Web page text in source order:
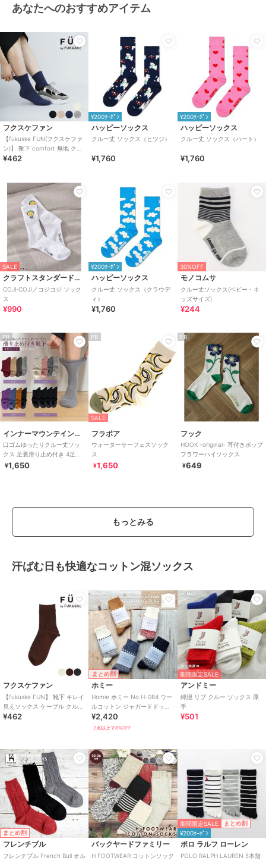
あなたへのおすすめアイテム
フクスケファン
【fukuske FUN(フクスケファ
ン)】 靴下 comfort 無地 クル
ー丈 つま先リンキン
¥462
¥200ｸｰﾎﾟﾝ
ハッピーソックス
クルー丈 ソックス（ヒツジ）
¥1,760
¥200ｸｰﾎﾟﾝ
ハッピーソックス
クルー丈 ソックス（ハート）
¥1,760
SALE
クラフトスタンダードブティック
COJI‐COJI／コジコジ ソック
ス
¥990
¥200ｸｰﾎﾟﾝ
ハッピーソックス
クルー丈 ソックス（クラウデ
ィ）
¥1,760
30%OFF
モノコムサ
クルー丈ソックス(ベビー・キ
ッズサイズ)
¥244
PR
インナーマウンテイン９９
口ゴムゆったりクルー丈ソッ
クス 足裏滑り止め付き 4足セ
ット ２２－２５CM
¥1,650
PR
SALE
フラボア
ウォーターサーフェスソック
ス
¥1,650
PR
フック
HOOK -original- 耳付きポップ
フラワーハイソックス
¥649
もっとみる
汗ばむ日も快適なコットン混ソックス
フクスケファン
【fukuske FUN】 靴下 キレイ
見えソックス ケーブル クルー
丈 綿素材
¥462
まとめ割
ホミー
Homie ホミー No.H-084 ウー
ルコットン ジャガードドット
ソックス
¥2,420
2点以上で8%OFF
期間限定SALE
アンドミー
綿混 リブ クルー ソックス 厚
手
¥501
まとめ割
フレンチブル
フレンチブル French Bull オル
バックヤードファミリー
H FOOTWEAR コットンソック
期間限定SALE まとめ割
¥200ｸｰﾎﾟﾝ
ポロ ラルフ ローレン
POLO RALPH LAUREN 5本指